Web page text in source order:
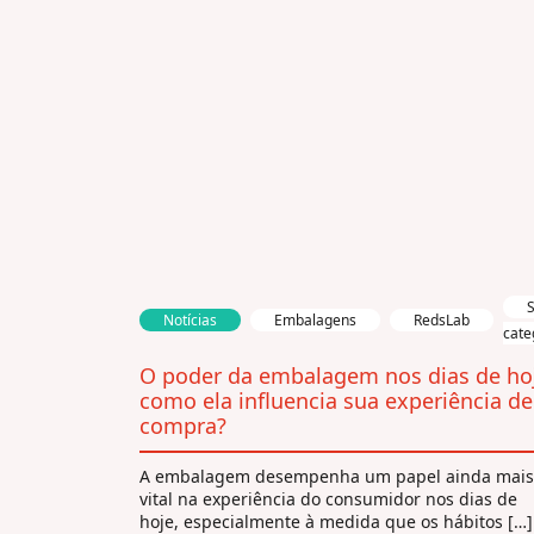
Notícias Embalagens RedsLab
O poder da embalagem nos dias de
como ela influencia sua experiência de
compra?
A embalagem desempenha um papel ainda mais
vital na experiência do consumidor nos dias de
hoje, especialmente à medida que os hábitos […]